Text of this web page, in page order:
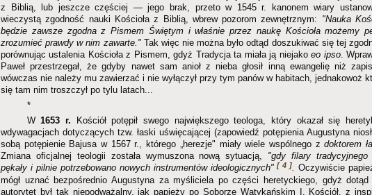
z Biblią, lub jeszcze częściej — jego brak, przeto w 1545 r. kanonem wiary
wieczystą zgodność nauki Kościoła z Biblią, wbrew pozorom zewnętrznym: "Nauka
będzie zawsze zgodna z Pismem Świętym i właśnie przez naukę Kościoła możemy
zrozumieć prawdy w nim zawarte." Tak więc nie można było odtąd doszukiwać się tej
porównując ustalenia Kościoła z Pismem, gdyż Tradycja ta miała ją niejakoeo ipso.
Paweł przestrzegał, że gdyby nawet sam anioł z nieba głosił inną ewangelię niż
wówczas nie należy mu zawierzać i nie wyłączył przy tym panów w habitach, jednakowoż
się tam nim troszczył po tylu latach...
*
W1653 r. Kościół potępił swego największego teologa, który okazał się
wdywagacjach dotyczących tzw. łaski uświęcającej (zapowiedź potępienia Augustyna
sobą potępienie Bajusa w 1567 r., którego „herezje" miały wiele wspólnego zdoktorem
Zmiana oficjalnej teologii została wymuszona nową sytuacją, "gdy filary tradycyjnego
pękały i pilnie potrzebowano nowych instrumentów ideologicznych"[ 4 ].Oczywiście
mógł uznać bezpośrednio Augustyna za myśliciela po części heretyckiego, gdyż dotąd
autorytet był tak niepodważalny, jak papieży po Soborze Watykańskim I. Kościół, z